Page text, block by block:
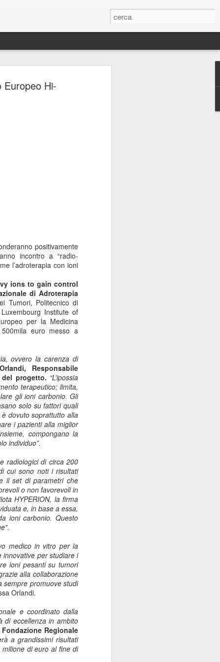
Europeo Hi-
positivamente
incontro a “radio-
l’adroterapia con ioni
ions to gain control
di Adroterapia
Tumori, Politecnico di
Luxembourg Institute of
per la Medicina
euro messo a
ovvero la carenza di
, Responsabile
del progetto. “L’ipossia
terapeutico; limita,
gli ioni carbonio. Gli
solo su fattori quali
dovuto soprattutto alla
i pazienti alla miglior
compongano la
individuo”.
radiologici di circa 200
cui sono noti i risultati
il set di parametri che
o non favorevoli in
HYPERION, la firma
e, in base a essa,
ioni carbonio. Questo
medico in vitro per la
innovative perstudiare i
ioni pesanti su tumori
alla collaborazione
sempre promuove studi
Orlandi.
e coordinato dalla
di eccellenza in ambito
Regionale
a grandissimi risultati
di euro al fine di
10
Disabilità
Psicosensoriale:
Presentato il Bilancio
Sociale 2025 di
Fondazione Lega del
Filo d'Oro. Aumentano
(+12%) le Donazioni
Milano – Il 2025 conferma il
percorso di crescita della
Fondazione Lega del Filo d'Oro,
che continua ad ampliare la
propria capacità di risposta ai
e con pluridisabilità
psicosensoriale, rafforzando la
presenza sul territorio nazionale e
investendo nello sviluppo dei
servizi, dell'organizzazione e delle